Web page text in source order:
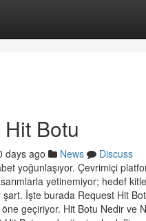
Botu
days ago News
Discuss
yoğunlaşıyor. Çevrimiçi
yetinemiyor; hedef
şart. İşte burada Request Hit
geçiriyor. Hit Botu Nedir ve